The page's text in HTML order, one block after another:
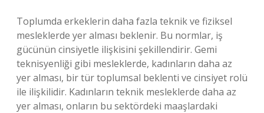
Toplumda erkeklerin daha fazla teknik ve fiziksel
mesleklerde yer alması beklenir. Bu normlar, iş
gücünün cinsiyetle ilişkisini şekillendirir. Gemi
teknisyenliği gibi mesleklerde, kadınların daha az
yer alması, bir tür toplumsal beklenti ve cinsiyet rolü
ile ilişkilidir. Kadınların teknik mesleklerde daha az
yer alması, onların bu sektördeki maaşlardaki